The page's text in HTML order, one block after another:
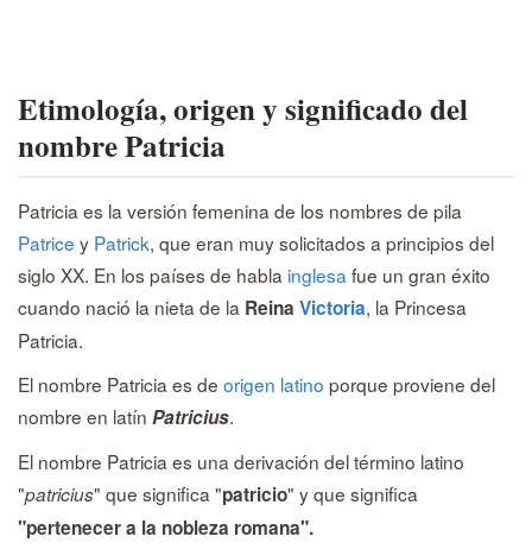
Etimología, origen y significado del
nombre Patricia
Patricia es la versión femenina de los nombres de pila
Patrice y Patrick, que eran muy solicitados a principios del
siglo XX. En los países de habla inglesa fue un gran éxito
cuando nació la nieta de la Reina Victoria, la Princesa
Patricia.
El nombre Patricia es de origen latino porque proviene del
nombre en latín Patricius.
El nombre Patricia es una derivación del término latino
"patricius" que significa "patricio" y que significa
"pertenecer a la nobleza romana".